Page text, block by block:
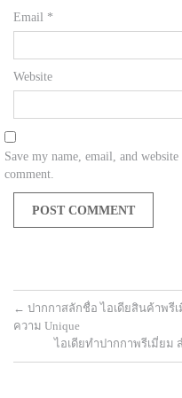
Email *
Website
Save my name, email, and
comment.
← ปากกาสลักชื่อ ไอเดียสินค้าพรี
ความ Unique
ไอเดียทำปากกาพรีเมี่ยม